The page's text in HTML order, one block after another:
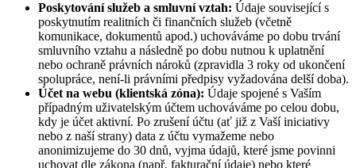
Poskytování služeb a smluvní vztah: Údaje související s
poskytnutím realitních či finančních služeb (včetně
komunikace, dokumentů apod.) uchováváme po dobu trvání
smluvního vztahu a následně po dobu nutnou k uplatnění
nebo ochraně právních nároků (zpravidla 3 roky od ukončení
spolupráce, není-li právními předpisy vyžadována delší doba).
Účet na webu (klientská zóna): Údaje spojené s Vaším
případným uživatelským účtem uchováváme po celou dobu,
kdy je účet aktivní. Po zrušení účtu (ať již z Vaší iniciativy
nebo z naší strany) data z účtu vymažeme nebo
anonimizujeme do 30 dnů, vyjma údajů, které jsme povinni
uchovat dle zákona (např. fakturační údaje) nebo které